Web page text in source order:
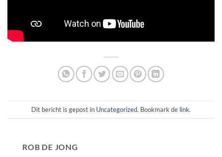
Dit bericht is gepost in Uncategorized. Bookmark de link.
ROB DE JONG